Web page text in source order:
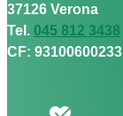
37126 Verona
Tel. 045 812 3438
CF: 93100600233